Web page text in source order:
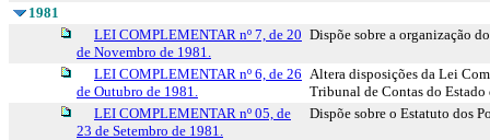
1981
LEI COMPLEMENTAR nº 7, de 20
de Novembro de 1981.
Dispõe sobre a organização
LEI COMPLEMENTAR nº 6, de 26
de Outubro de 1981.
Altera disposições da Lei
Tribunal de Contas do
LEI COMPLEMENTAR nº 05, de
23 de Setembro de 1981.
Dispõe sobre o Estatuto dos